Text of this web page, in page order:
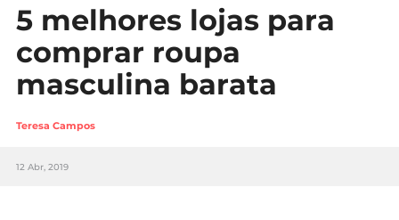
Carreira
Casa
Lifestyle
Sociedade
5 melhores lojas para
comprar roupa
masculina barata
Teresa Campos
12 Abr, 2019